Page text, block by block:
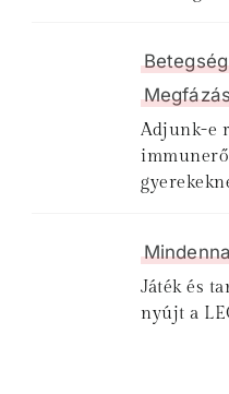
Betegség
Adjunk-e
Játék és
nyújt a